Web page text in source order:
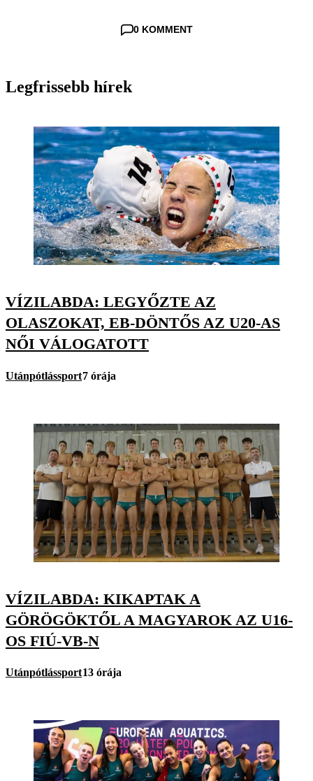
0 KOMMENT
Legfrissebb hírek
VÍZILABDA: LEGYŐZTE AZ
OLASZOKAT, EB-DÖNTŐS AZ U20-AS
NŐI VÁLOGATOTT
Utánpótlássport7 órája
VÍZILABDA: KIKAPTAK A
GÖRÖGÖKTŐL A MAGYAROK AZ U16-
OS FIÚ-VB-N
Utánpótlássport13 órája